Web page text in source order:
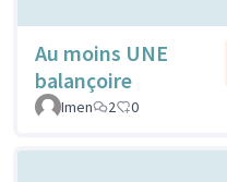
Au moins UNE
balançoire
Imen
2 0